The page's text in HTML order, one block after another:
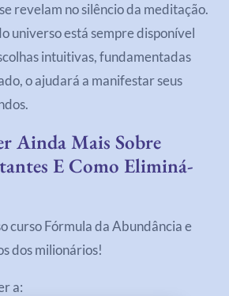
revelam no silêncio da meditação.
universo está sempre disponível
intuitivas, fundamentadas
o ajudará a manifestar seus
Ainda Mais Sobre
E Como Eliminá-
curso Fórmula da Abundância e
dos milionários!
a: